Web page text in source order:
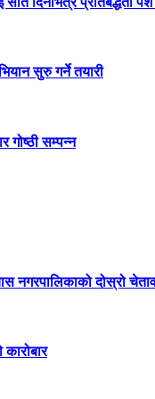
सुरु गर्ने तयारी
गोष्ठी सम्पन्न
नगरपालिकाको दोस्रो